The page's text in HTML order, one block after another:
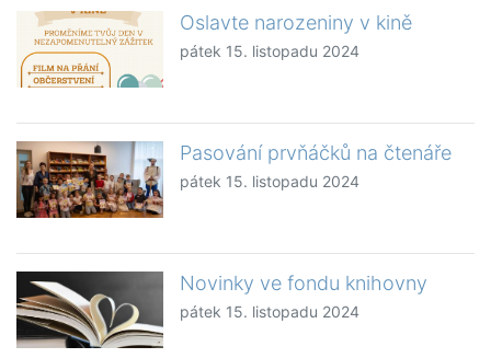
Oslavte narozeniny v kině
pátek 15. listopadu 2024
Pasování prvňáčků na čtenáře
pátek 15. listopadu 2024
Novinky ve fondu knihovny
pátek 15. listopadu 2024